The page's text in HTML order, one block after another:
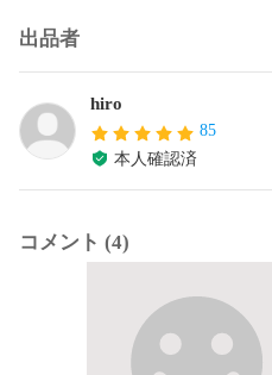
出品者
hiro
85
本人確認済
コメント (4)